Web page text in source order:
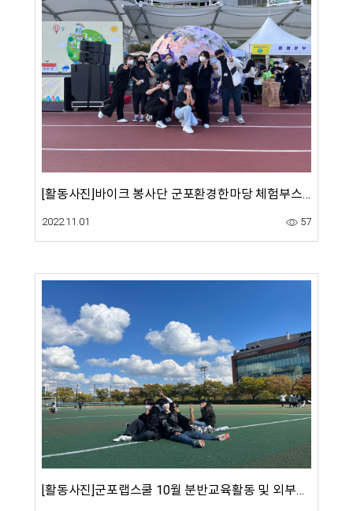
[활동사진]바이크 봉사단 군포환경한마당 체험부스 운영
2022.11.01 57
[활동사진]군포랩스쿨 10월 분반교육활동 및 외부공연 참여활동